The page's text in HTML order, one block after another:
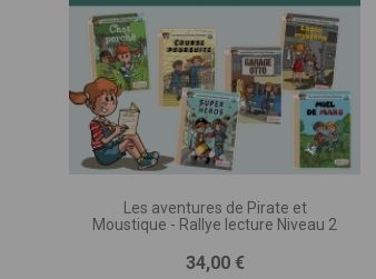
Les aventures de Pirate et
Moustique - Rallye lecture Niveau 2
Prix
34,00 €